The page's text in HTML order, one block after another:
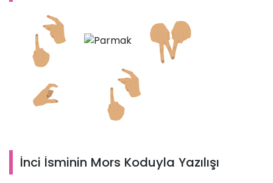
İnci İsminin Mors Koduyla Yazılışı